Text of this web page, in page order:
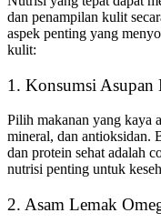
dan penampilan kulit
aspek penting yang
kulit:
1. Konsumsi Asupan
Pilih makanan yang kaya
mineral, dan antioksidan.
dan protein sehat adalah
nutrisi penting untuk
2. Asam Lemak